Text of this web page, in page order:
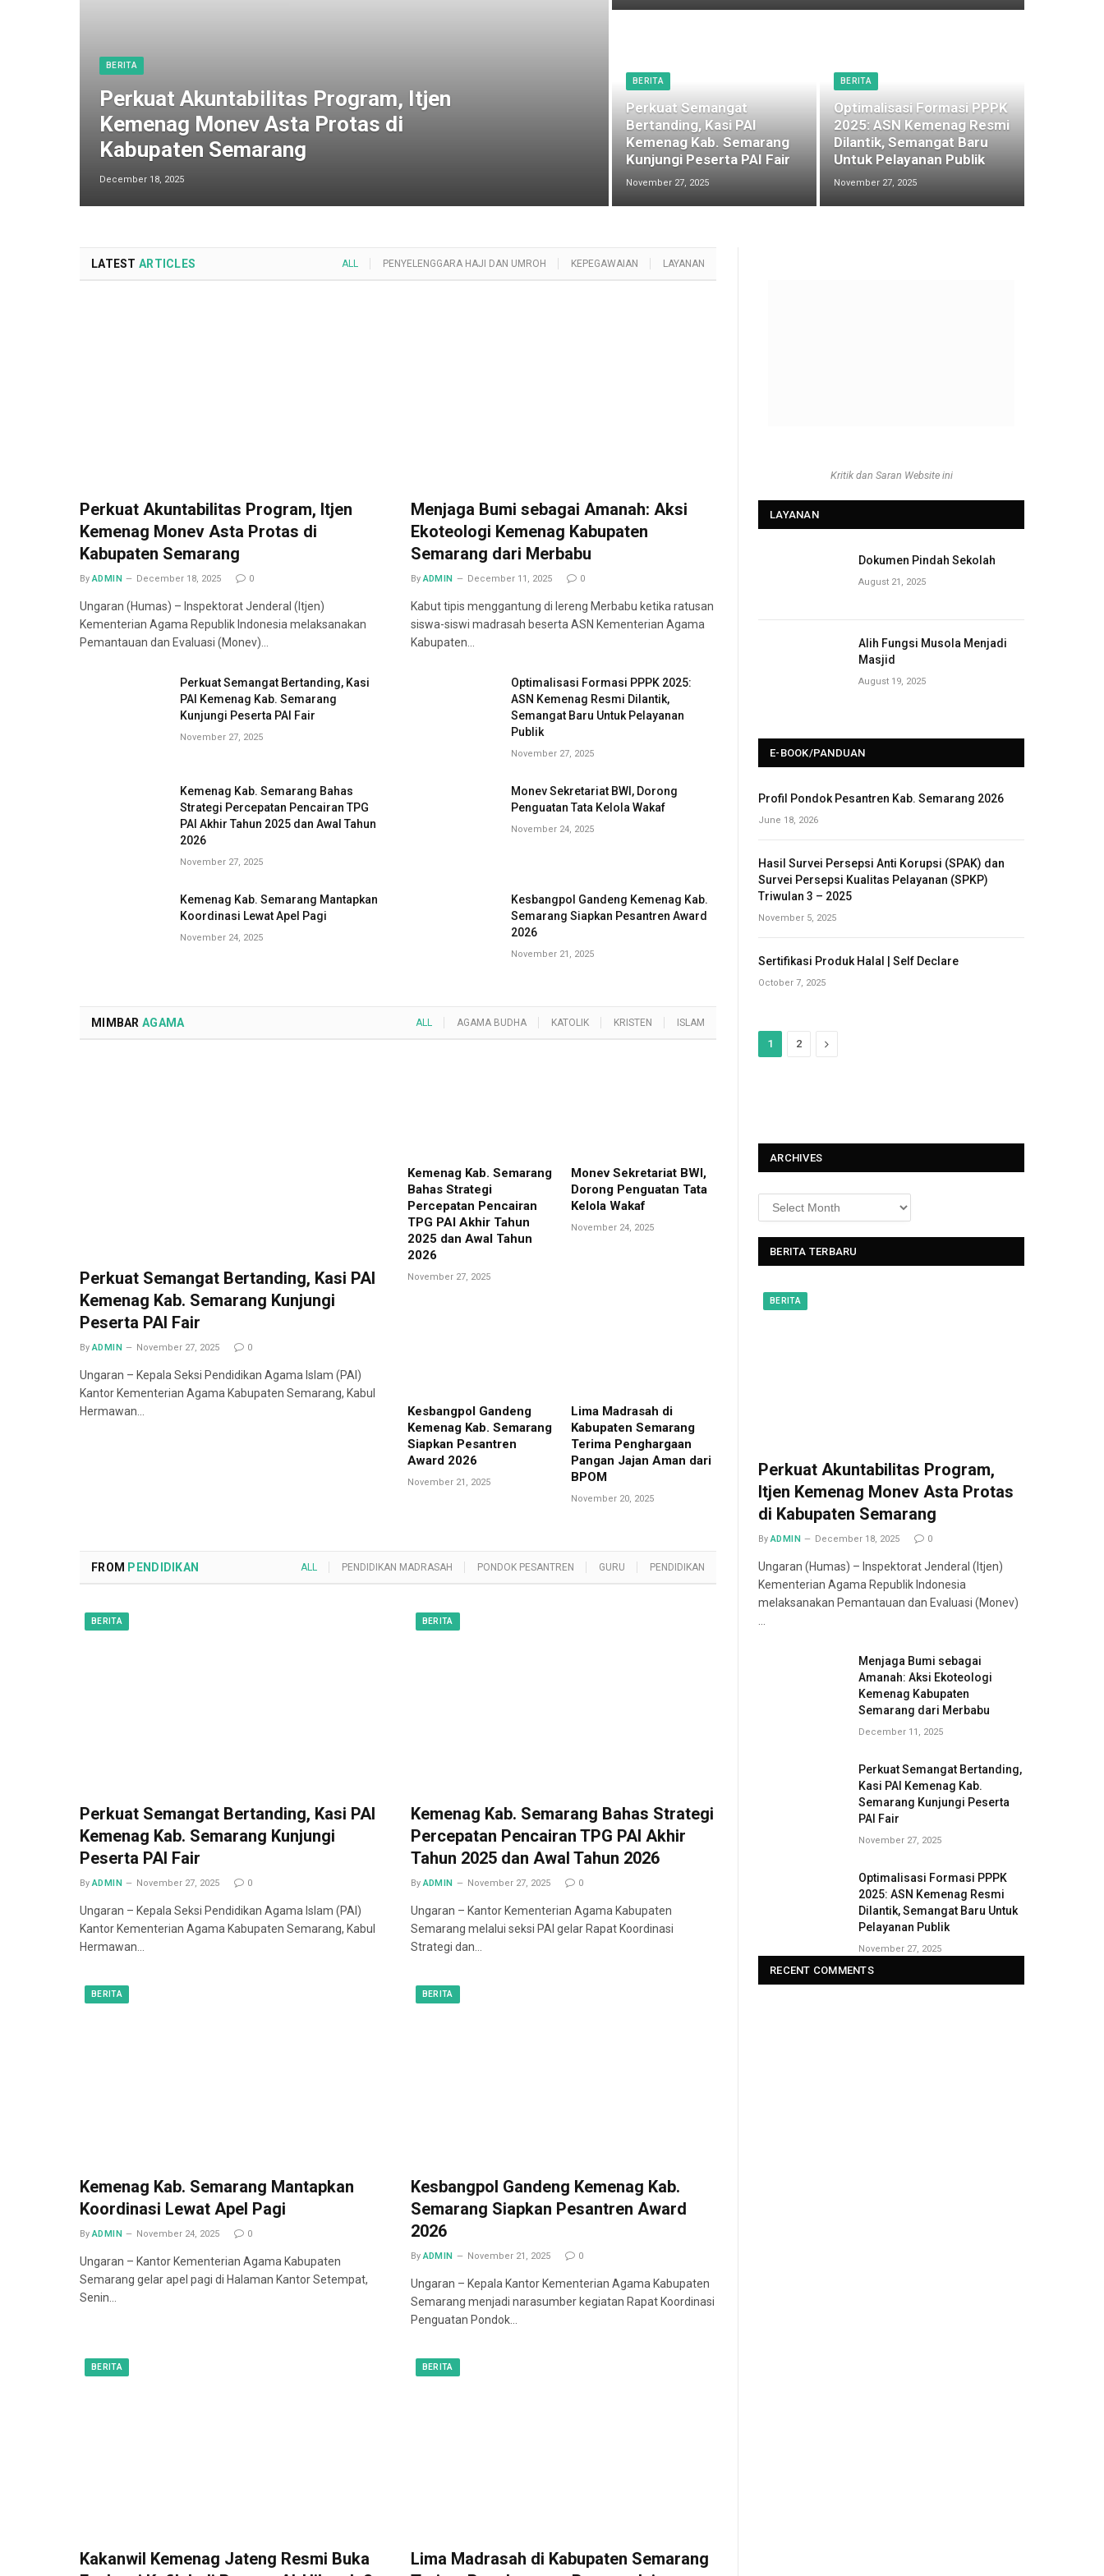
BERITA
Perkuat Akuntabilitas Program, Itjen
Kemenag Monev Asta Protas di
Kabupaten Semarang
December 18, 2025
BERITA
Perkuat Semangat
Bertanding, Kasi PAI
Kemenag Kab. Semarang
Kunjungi Peserta PAI Fair
November 27, 2025
BERITA
Optimalisasi Formasi PPPK
2025: ASN Kemenag Resmi
Dilantik, Semangat Baru
Untuk Pelayanan Publik
November 27, 2025
LATEST ARTICLES ALL PENYELENGGARA HAJI DAN UMROH KEPEGAWAIAN LAYANAN
Perkuat Akuntabilitas Program, Itjen
Kemenag Monev Asta Protas di
Kabupaten Semarang
By ADMIN December 18, 2025 0
Ungaran (Humas) – Inspektorat Jenderal (Itjen)
Kementerian Agama Republik Indonesia melaksanakan
Pemantauan dan Evaluasi (Monev)…
Menjaga Bumi sebagai Amanah: Aksi
Ekoteologi Kemenag Kabupaten
Semarang dari Merbabu
By ADMIN December 11, 2025 0
Kabut tipis menggantung di lereng Merbabu ketika ratusan
siswa-siswi madrasah beserta ASN Kementerian Agama
Kabupaten…
Perkuat Semangat Bertanding, Kasi
PAI Kemenag Kab. Semarang
Kunjungi Peserta PAI Fair
November 27, 2025
Optimalisasi Formasi PPPK 2025:
ASN Kemenag Resmi Dilantik,
Semangat Baru Untuk Pelayanan
Publik
November 27, 2025
Kemenag Kab. Semarang Bahas
Strategi Percepatan Pencairan TPG
PAI Akhir Tahun 2025 dan Awal Tahun
2026
November 27, 2025
Monev Sekretariat BWI, Dorong
Penguatan Tata Kelola Wakaf
November 24, 2025
Kemenag Kab. Semarang Mantapkan
Koordinasi Lewat Apel Pagi
November 24, 2025
Kesbangpol Gandeng Kemenag Kab.
Semarang Siapkan Pesantren Award
2026
November 21, 2025
MIMBAR AGAMA ALL AGAMA BUDHA KATOLIK KRISTEN ISLAM
Perkuat Semangat Bertanding, Kasi PAI
Kemenag Kab. Semarang Kunjungi
Peserta PAI Fair
By ADMIN November 27, 2025 0
Ungaran – Kepala Seksi Pendidikan Agama Islam (PAI)
Kantor Kementerian Agama Kabupaten Semarang, Kabul
Hermawan…
Kemenag Kab. Semarang
Bahas Strategi
Percepatan Pencairan
TPG PAI Akhir Tahun
2025 dan Awal Tahun
2026
November 27, 2025
Monev Sekretariat BWI,
Dorong Penguatan Tata
Kelola Wakaf
November 24, 2025
Kesbangpol Gandeng
Kemenag Kab. Semarang
Siapkan Pesantren
Award 2026
November 21, 2025
Lima Madrasah di
Kabupaten Semarang
Terima Penghargaan
Pangan Jajan Aman dari
BPOM
November 20, 2025
FROM PENDIDIKAN ALL PENDIDIKAN MADRASAH PONDOK PESANTREN GURU PENDIDIKAN
BERITA
Perkuat Semangat Bertanding, Kasi PAI
Kemenag Kab. Semarang Kunjungi
Peserta PAI Fair
By ADMIN November 27, 2025 0
Ungaran – Kepala Seksi Pendidikan Agama Islam (PAI)
Kantor Kementerian Agama Kabupaten Semarang, Kabul
Hermawan…
BERITA
Kemenag Kab. Semarang Bahas Strategi
Percepatan Pencairan TPG PAI Akhir
Tahun 2025 dan Awal Tahun 2026
By ADMIN November 27, 2025 0
Ungaran – Kantor Kementerian Agama Kabupaten
Semarang melalui seksi PAI gelar Rapat Koordinasi
Strategi dan…
BERITA
Kemenag Kab. Semarang Mantapkan
Koordinasi Lewat Apel Pagi
By ADMIN November 24, 2025 0
Ungaran – Kantor Kementerian Agama Kabupaten
Semarang gelar apel pagi di Halaman Kantor Setempat,
Senin…
BERITA
Kesbangpol Gandeng Kemenag Kab.
Semarang Siapkan Pesantren Award
2026
By ADMIN November 21, 2025 0
Ungaran – Kepala Kantor Kementerian Agama Kabupaten
Semarang menjadi narasumber kegiatan Rapat Koordinasi
Penguatan Pondok…
BERITA
Kakanwil Kemenag Jateng Resmi Buka
BERITA
Lima Madrasah di Kabupaten Semarang
Kritik dan Saran Website ini
LAYANAN
Dokumen Pindah Sekolah
August 21, 2025
Alih Fungsi Musola Menjadi
Masjid
August 19, 2025
E-BOOK/PANDUAN
Profil Pondok Pesantren Kab. Semarang 2026
June 18, 2026
Hasil Survei Persepsi Anti Korupsi (SPAK) dan
Survei Persepsi Kualitas Pelayanan (SPKP)
Triwulan 3 – 2025
November 5, 2025
Sertifikasi Produk Halal | Self Declare
October 7, 2025
1 2
N
ARCHIVES
BERITA TERBARU
BERITA
Perkuat Akuntabilitas Program,
Itjen Kemenag Monev Asta Protas
di Kabupaten Semarang
By ADMIN December 18, 2025 0
Ungaran (Humas) – Inspektorat Jenderal (Itjen)
Kementerian Agama Republik Indonesia
melaksanakan Pemantauan dan Evaluasi (Monev)
…
Menjaga Bumi sebagai
Amanah: Aksi Ekoteologi
Kemenag Kabupaten
Semarang dari Merbabu
December 11, 2025
Perkuat Semangat Bertanding,
Kasi PAI Kemenag Kab.
Semarang Kunjungi Peserta
PAI Fair
November 27, 2025
Optimalisasi Formasi PPPK
2025: ASN Kemenag Resmi
Dilantik, Semangat Baru Untuk
Pelayanan Publik
November 27, 2025
RECENT COMMENTS